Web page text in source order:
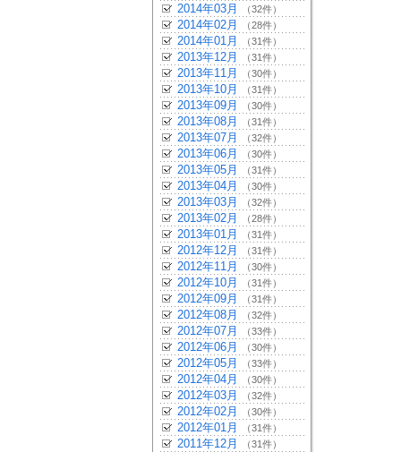
2014年03月 （32件）
2014年02月 （28件）
2014年01月 （31件）
2013年12月 （31件）
2013年11月 （30件）
2013年10月 （31件）
2013年09月 （30件）
2013年08月 （31件）
2013年07月 （32件）
2013年06月 （30件）
2013年05月 （31件）
2013年04月 （30件）
2013年03月 （32件）
2013年02月 （28件）
2013年01月 （31件）
2012年12月 （31件）
2012年11月 （30件）
2012年10月 （31件）
2012年09月 （31件）
2012年08月 （32件）
2012年07月 （33件）
2012年06月 （30件）
2012年05月 （33件）
2012年04月 （30件）
2012年03月 （32件）
2012年02月 （30件）
2012年01月 （31件）
2011年12月 （31件）